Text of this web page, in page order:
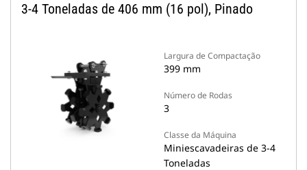
3-4 Toneladas de 406 mm (16 pol), Pinado
Largura de Compactação
399 mm
Número de Rodas
3
Classe da Máquina
Miniescavadeiras de 3-4
Toneladas